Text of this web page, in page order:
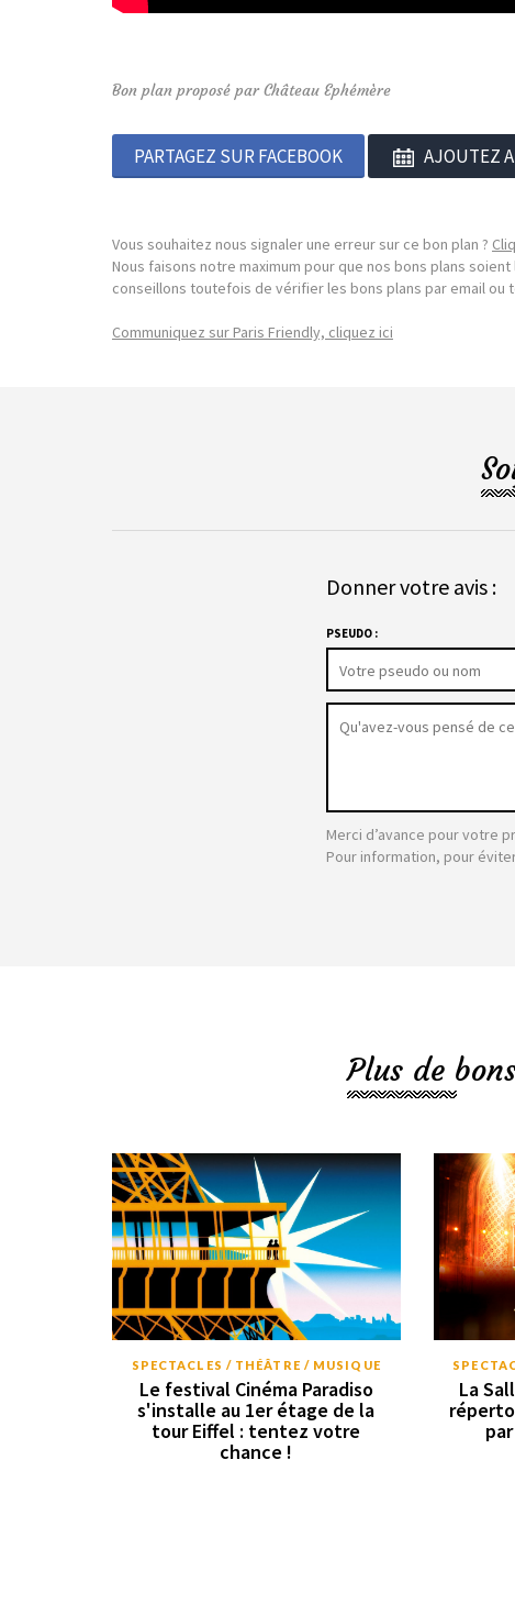
Bon plan proposé par Château Ephémère
PARTAGEZ SUR FACEBOOK AJOUTEZ
Vous souhaitez nous signaler une erreur sur ce bon plan ?
Nous faisons notre maximum pour que nos bons plans
conseillons toutefois de vérifier les bons plans par email ou
Communiquez sur Paris Friendly, cliquez ici
Donner votre avis :
PSEUDO :
Merci d’avance pour votre
Pour information, pour
Plus de
SPECTACLES / THÉÂTRE / MUSIQUE
Le festival Cinéma Paradiso
s'installe au 1er étage de la
tour Eiffel : tentez votre
chance !
La